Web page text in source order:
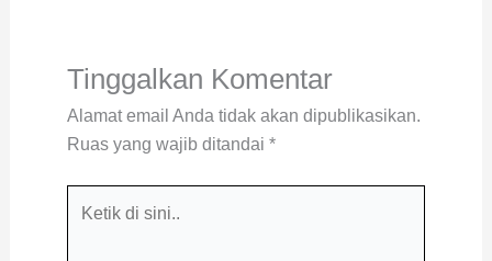
Tinggalkan Komentar
Alamat email Anda tidak akan dipublikasikan.
Ruas yang wajib ditandai *